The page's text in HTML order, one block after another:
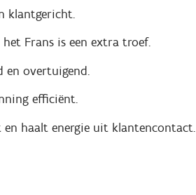
klantgericht.
Frans is een extra troef.
en overtuigend.
efficiënt.
haalt energie uit klantencontact.